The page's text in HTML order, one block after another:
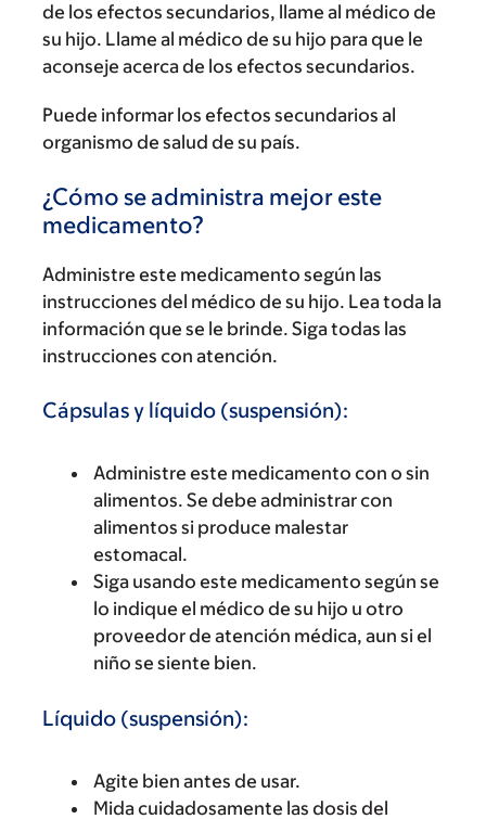
de los efectos secundarios, llame al médico de
su hijo. Llame al médico de su hijo para que le
aconseje acerca de los efectos secundarios.
Puede informar los efectos secundarios al
organismo de salud de su país.
¿Cómo se administra mejor este
medicamento?
Administre este medicamento según las
instrucciones del médico de su hijo. Lea toda la
información que se le brinde. Siga todas las
instrucciones con atención.
Cápsulas y líquido (suspensión):
Administre este medicamento con o sin
alimentos. Se debe administrar con
alimentos si produce malestar
estomacal.
Siga usando este medicamento según se
lo indique el médico de su hijo u otro
proveedor de atención médica, aun si el
niño se siente bien.
Líquido (suspensión):
Agite bien antes de usar.
Mida cuidadosamente las dosis del